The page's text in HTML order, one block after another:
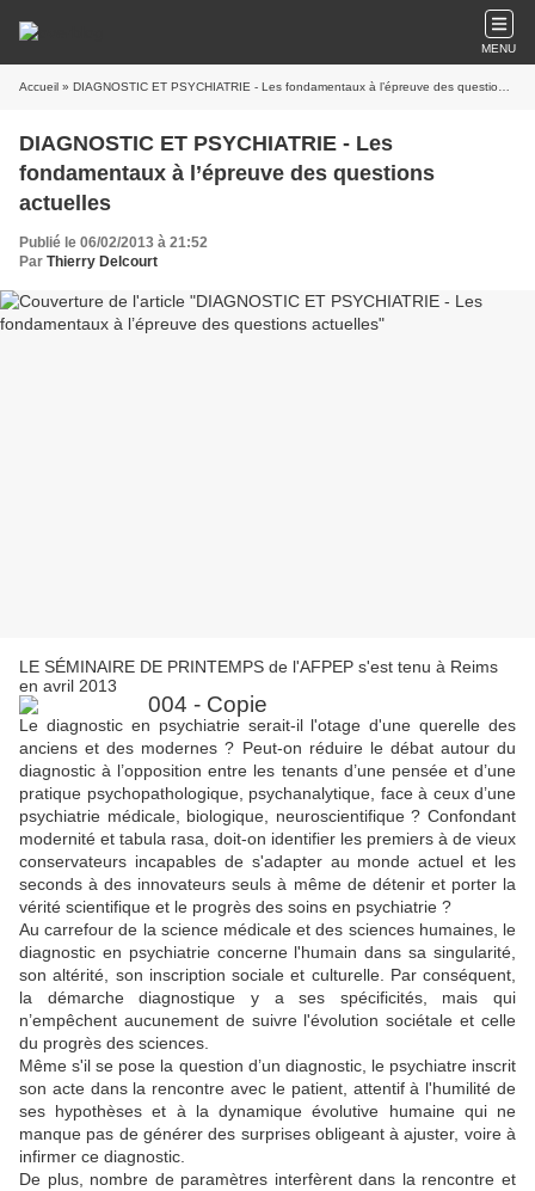
MENU
Accueil » DIAGNOSTIC ET PSYCHIATRIE - Les fondamentaux à l’épreuve des questions actuelles
DIAGNOSTIC ET PSYCHIATRIE - Les
fondamentaux à l’épreuve des questions
actuelles
Publié le 06/02/2013 à 21:52
Par Thierry Delcourt
LE SÉMINAIRE DE PRINTEMPS de l'AFPEP s'est tenu à Reims
en avril 2013
Le diagnostic en psychiatrie serait-il l'otage d'une querelle des
anciens et des modernes ? Peut-on réduire le débat autour du
diagnostic à l’opposition entre les tenants d’une pensée et d’une
pratique psychopathologique, psychanalytique, face à ceux d’une
psychiatrie médicale, biologique, neuroscientifique ? Confondant
modernité et tabula rasa, doit-on identifier les premiers à de vieux
conservateurs incapables de s'adapter au monde actuel et les
seconds à des innovateurs seuls à même de détenir et porter la
vérité scientifique et le progrès des soins en psychiatrie ?
Au carrefour de la science médicale et des sciences humaines, le
diagnostic en psychiatrie concerne l'humain dans sa singularité,
son altérité, son inscription sociale et culturelle. Par conséquent,
la démarche diagnostique y a ses spécificités, mais qui
n’empêchent aucunement de suivre l'évolution sociétale et celle
du progrès des sciences.
Même s'il se pose la question d’un diagnostic, le psychiatre inscrit
son acte dans la rencontre avec le patient, attentif à l'humilité de
ses hypothèses et à la dynamique évolutive humaine qui ne
manque pas de générer des surprises obligeant à ajuster, voire à
infirmer ce diagnostic.
De plus, nombre de paramètres interfèrent dans la rencontre et